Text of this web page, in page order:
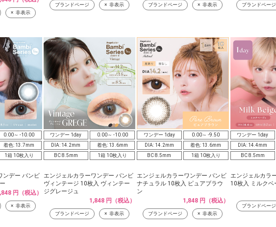
非表示
ブランドページ 非表示 ブランドページ 非表示 ブランドページ
0.00～ -10.00
着色: 13.7mm
1箱 10枚入り
ンデー バンビ
円（税込）
非表示
ワンデー 1day
0.00～ -10.00
DIA: 14.2mm
着色: 13.6mm
BC 8.5mm
1箱 10枚入り
エンジェルカラーワンデー バンビ
ヴィンテージ 10枚入 ヴィンテー
ジグレージュ
1,848 円（税込）
ブランドページ 非表示
ワンデー 1day
0.00～ -9.50
DIA: 14.2mm
着色: 13.6mm
BC 8.5mm
1箱 10枚入り
エンジェルカラーワンデー バンビ
ナチュラル 10枚入 ピュアブラウ
ン
1,848 円（税込）
ブランドページ 非表示
ワンデー 1day
DIA: 14.4mm
BC 8.5mm
エンジェルカラ
10枚入 ミルクベ
ブランドページ